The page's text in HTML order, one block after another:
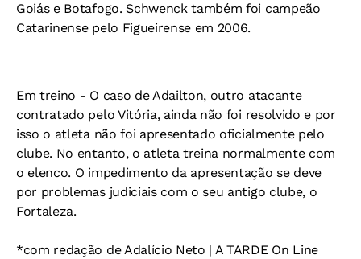
Goiás e Botafogo. Schwenck também foi campeão
Catarinense pelo Figueirense em 2006.
Em treino - O caso de Adailton, outro atacante
contratado pelo Vitória, ainda não foi resolvido e por
isso o atleta não foi apresentado oficialmente pelo
clube. No entanto, o atleta treina normalmente com
o elenco. O impedimento da apresentação se deve
por problemas judiciais com o seu antigo clube, o
Fortaleza.
*com redação de Adalício Neto | A TARDE On Line